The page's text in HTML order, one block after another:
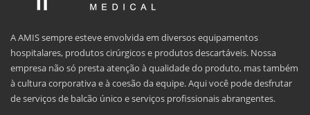
A AMIS sempre esteve envolvida em diversos equipamentos
hospitalares, produtos cirúrgicos e produtos descartáveis. Nossa
empresa não só presta atenção à qualidade do produto, mas também
à cultura corporativa e à coesão da equipe. Aqui você pode desfrutar
de serviços de balcão único e serviços profissionais abrangentes.